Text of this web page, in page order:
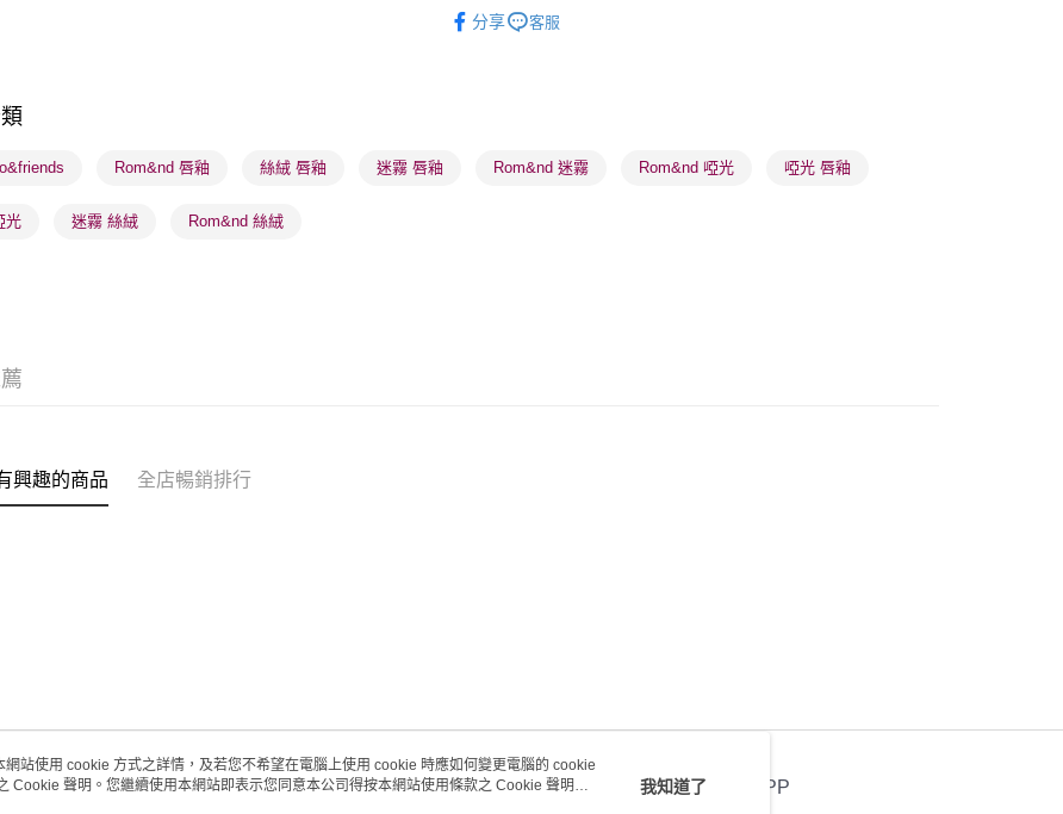
分享 客服
Rom&nd 唇釉 絲絨 唇釉 迷霧 唇釉 Rom&nd 迷霧 Rom&nd 啞光 啞光 唇釉
光 迷霧 絲絨 Rom&nd 絲絨
興趣的商品 全店暢銷排行
關於我們 客戶服務 官方APP
站使用 cookie 方式之詳情，及若您不希望在電腦上使用 cookie 時應如何變更電腦的 cookie
Cookie 聲明。您繼續使用本網站即表示您同意本公司得按本網站使用條款之 Cookie 聲明使
我知道了